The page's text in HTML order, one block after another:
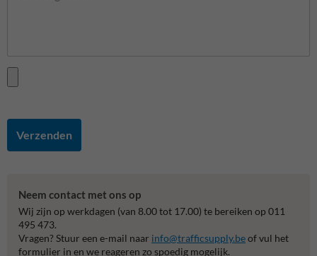
Verzenden
Neem contact met ons op
Wij zijn op werkdagen (van 8.00 tot 17.00) te bereiken op 011
495 473.
Vragen? Stuur een e-mail naar info@trafficsupply.beof vul het
formulier in en we reageren zo spoedig mogelijk.